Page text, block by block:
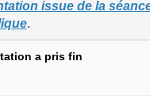
issue de la
.
a pris fin